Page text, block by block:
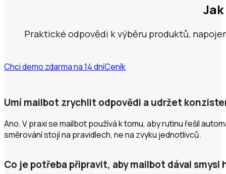
Praktické odpovědi k výběru produktů,
Chci demo zdarma na 14 dníCeník
Umí mailbot zrychlit odpovědi a udržet
Ano. V praxi se mailbot používá k tomu, aby rutinu řešil
směrování stojí na pravidlech, ne na zvyku jednotlivců.
Co je potřeba připravit, aby mailbot dával smysl